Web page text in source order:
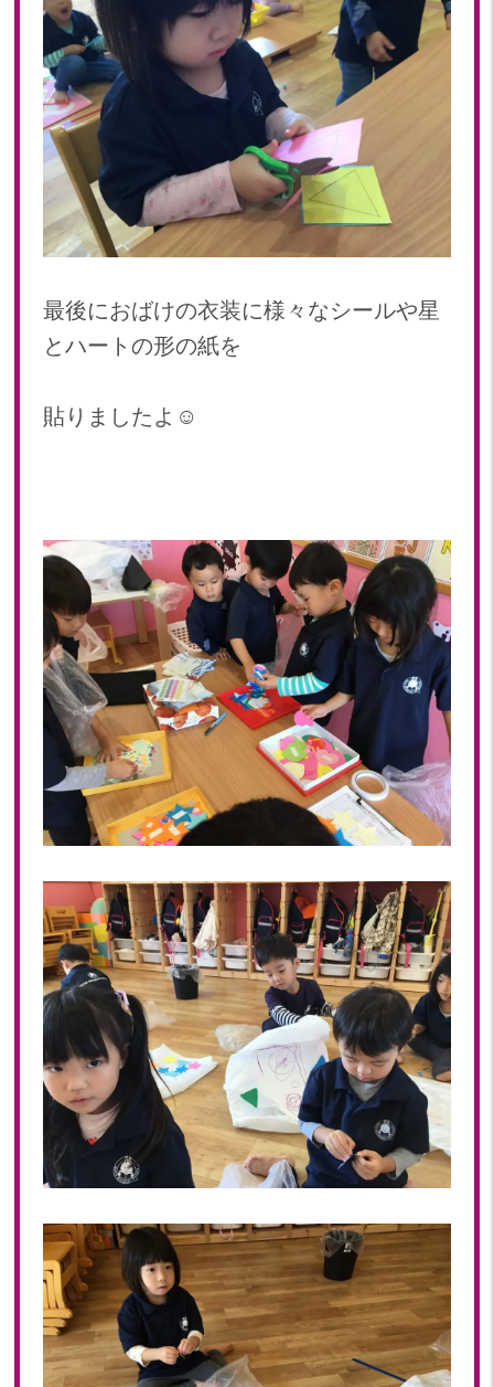
最後におばけの衣装に様々なシールや星
とハートの形の紙を
貼りましたよ☺️